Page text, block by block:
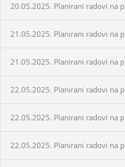
20.05.2025. Planirani radovi na
21.05.2025. Planirani radovi na
21.05.2025. Planirani radovi na
22.05.2025. Planirani radovi na
22.05.2025. Planirani radovi na
22.05.2025. Planirani radovi na